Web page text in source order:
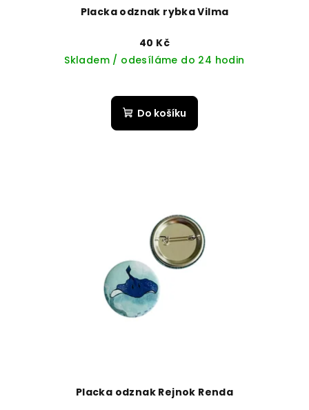
Placka odznak rybka Vilma
40 Kč
Skladem / odesíláme do 24 hodin
Do košíku
Placka odznak Rejnok Renda